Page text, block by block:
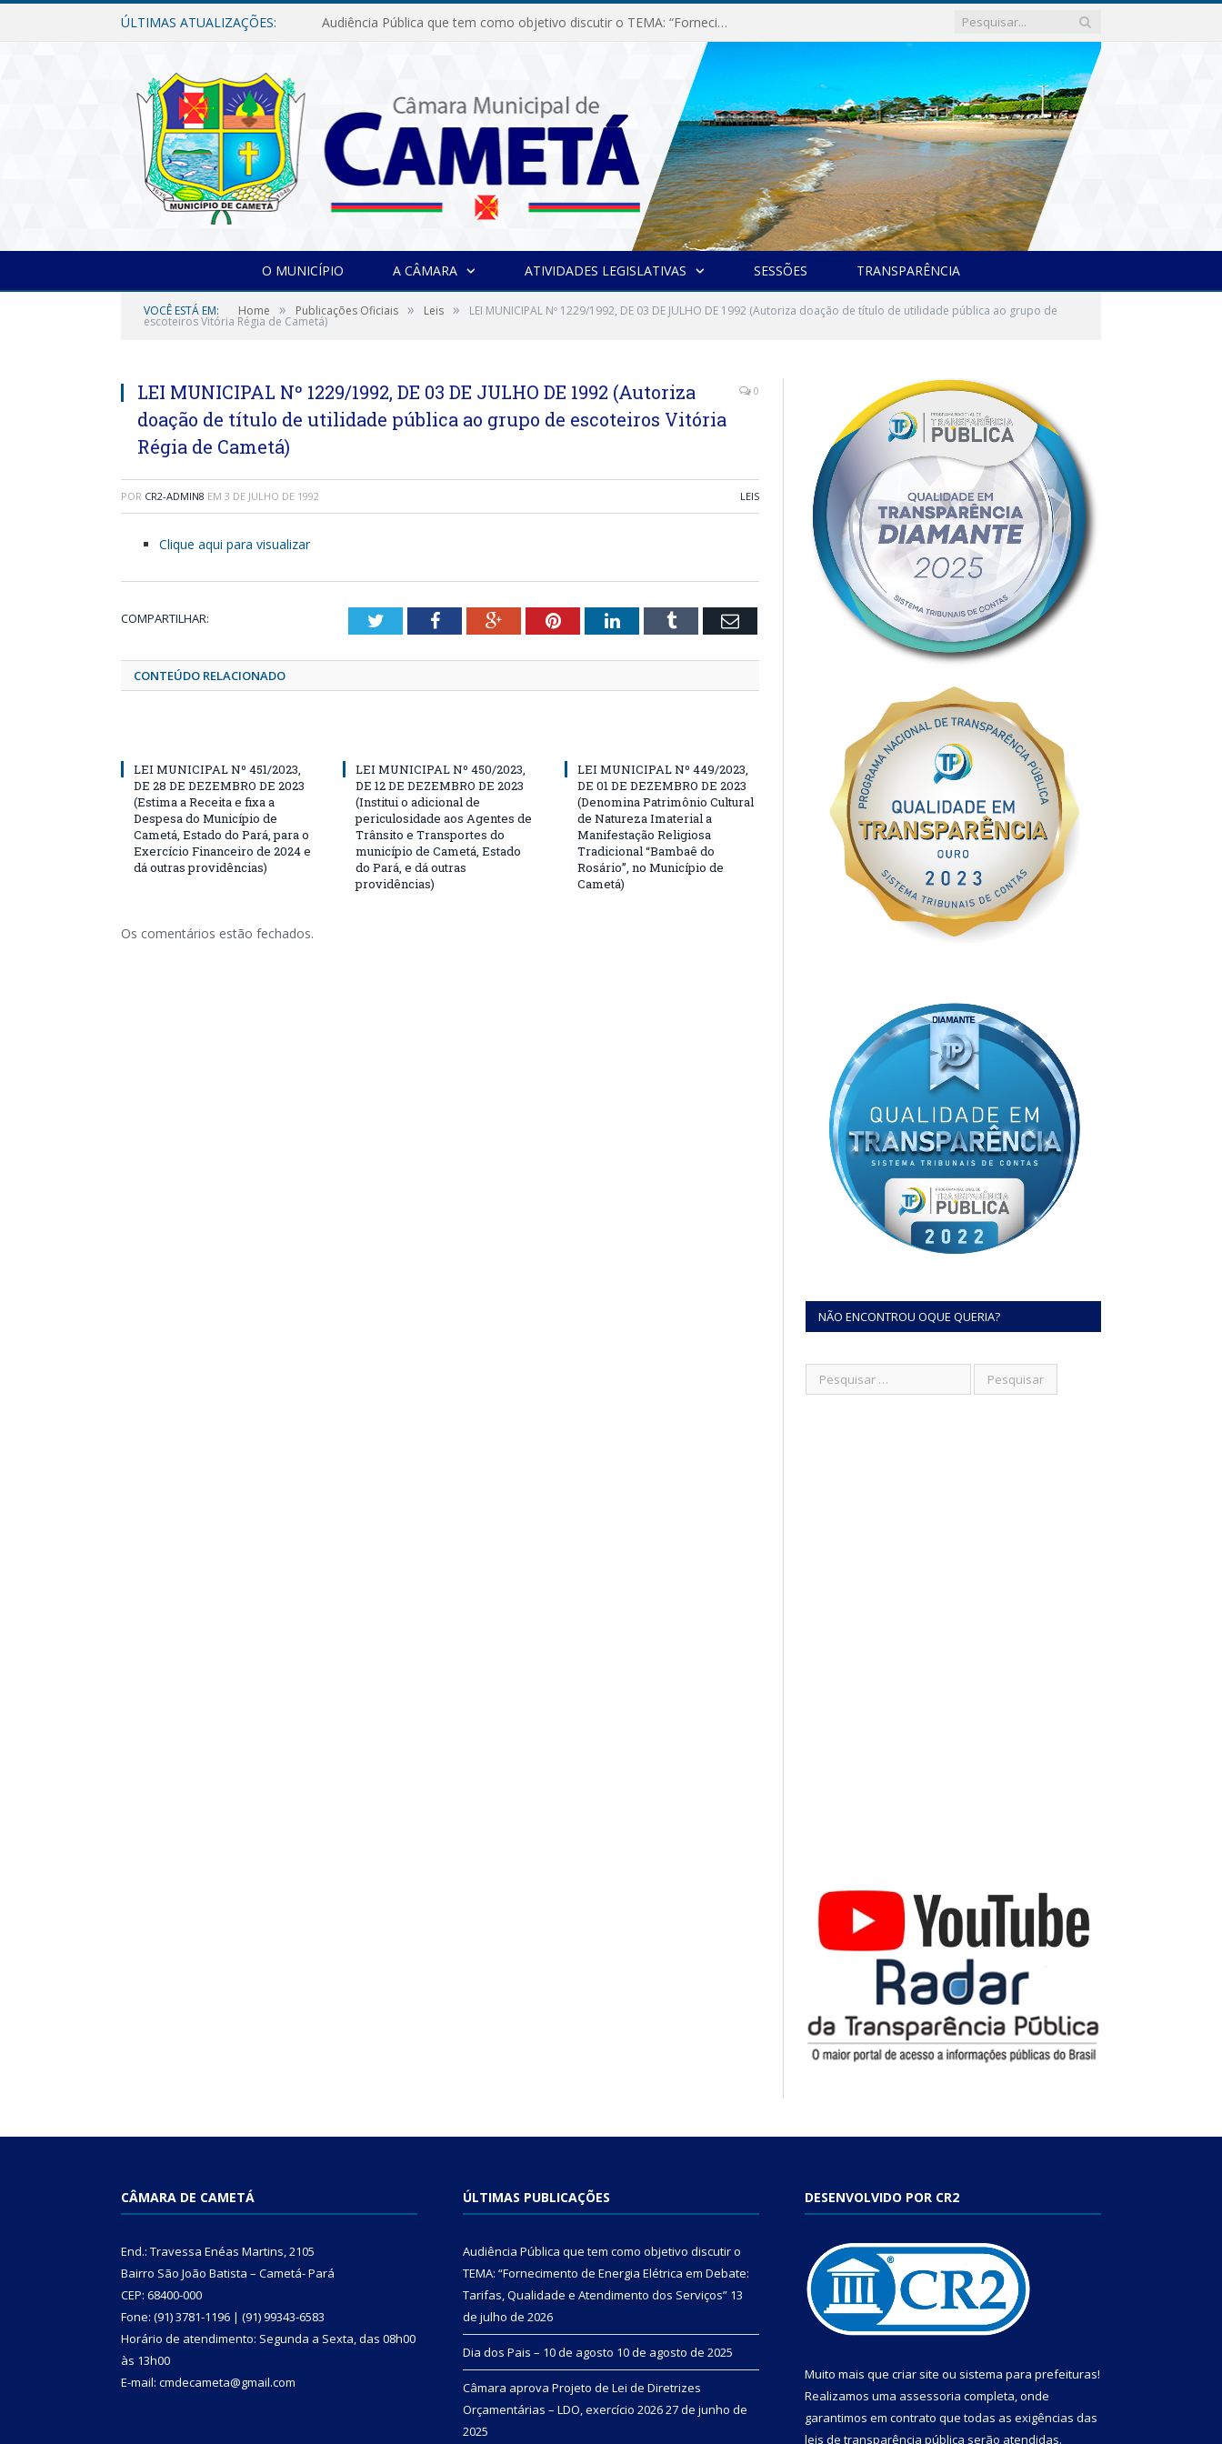
ÚLTIMAS ATUALIZAÇÕES: Audiência Pública que tem como objetivo discutir o TEMA: “Fornecimento de Energia Elétrica em Debate: Tarifas, Qualidade e Atendimento dos Serviços”
O MUNICÍPIO A CÂMARA ATIVIDADES LEGISLATIVAS SESSÕES TRANSPARÊNCIA
VOCÊ ESTÁ EM: Home » Publicações Oficiais » Leis » LEI MUNICIPAL Nº 1229/1992, DE 03 DE JULHO DE 1992 (Autoriza doação de título de utilidade pública ao grupo de
escoteiros Vitória Régia de Cametá)
LEI MUNICIPAL Nº 1229/1992, DE 03 DE JULHO DE 1992 (Autoriza
doação de título de utilidade pública ao grupo de escoteiros Vitória
Régia de Cametá)
0
POR CR2-ADMIN8 EM 3 DE JULHO DE 1992 LEIS
Clique aqui para visualizar
COMPARTILHAR: TwitterFacebookGoogle+PinterestLinkedInTumblr Email
CONTEÚDO RELACIONADO
LEI MUNICIPAL Nº 451/2023,
DE 28 DE DEZEMBRO DE 2023
(Estima a Receita e fixa a
Despesa do Município de
Cametá, Estado do Pará, para o
Exercício Financeiro de 2024 e
dá outras providências)
LEI MUNICIPAL Nº 450/2023,
DE 12 DE DEZEMBRO DE 2023
(Institui o adicional de
periculosidade aos Agentes de
Trânsito e Transportes do
município de Cametá, Estado
do Pará, e dá outras
providências)
LEI MUNICIPAL Nº 449/2023,
DE 01 DE DEZEMBRO DE 2023
(Denomina Patrimônio Cultural
de Natureza Imaterial a
Manifestação Religiosa
Tradicional “Bambaê do
Rosário”, no Município de
Cametá)
Os comentários estão fechados.
NÃO ENCONTROU OQUE QUERIA?
CÂMARA DE CAMETÁ
End.: Travessa Enéas Martins, 2105
Bairro São João Batista – Cametá- Pará
CEP: 68400-000
Fone: (91) 3781-1196 | (91) 99343-6583
Horário de atendimento: Segunda a Sexta, das 08h00
às 13h00
E-mail: cmdecameta@gmail.com
ÚLTIMAS PUBLICAÇÕES
Audiência Pública que tem como objetivo discutir o
TEMA: “Fornecimento de Energia Elétrica em Debate:
Tarifas, Qualidade e Atendimento dos Serviços” 13
de julho de 2026
Dia dos Pais – 10 de agosto 10 de agosto de 2025
Câmara aprova Projeto de Lei de Diretrizes
Orçamentárias – LDO, exercício 202627 de junho de
2025
DESENVOLVIDO POR CR2
Muito mais que criar site ou sistema para prefeituras!
Realizamos uma assessoria completa, onde
garantimos em contrato que todas as exigências das
leis de transparência pública serão atendidas.